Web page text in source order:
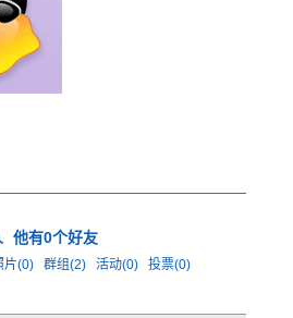
他有0个好友
片(0) 群组(2) 活动(0)
投票(0)